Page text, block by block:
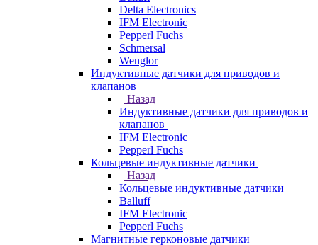
Delta Electronics
IFM Electronic
Pepperl Fuchs
Schmersal
Wenglor
Индуктивные датчики для приводов и
клапанов
Назад
Индуктивные датчики для приводов и
клапанов
IFM Electronic
Pepperl Fuchs
Кольцевые индуктивные датчики
Назад
Кольцевые индуктивные датчики
Balluff
IFM Electronic
Pepperl Fuchs
Магнитные герконовые датчики